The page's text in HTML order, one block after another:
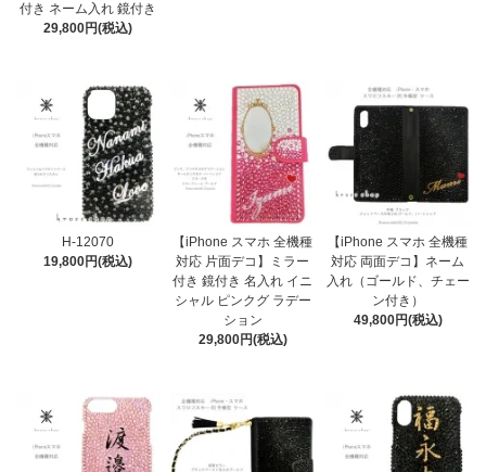
付き ネーム入れ 鏡付き
29,800円(税込)
H-12070
19,800円(税込)
【iPhone スマホ 全機種
対応 片面デコ】ミラー
付き 鏡付き 名入れ イニ
シャル ピンクグ ラデー
ション
29,800円(税込)
【iPhone スマホ 全機種
対応 両面デコ】ネーム
入れ（ゴールド、チェー
ン付き）
49,800円(税込)